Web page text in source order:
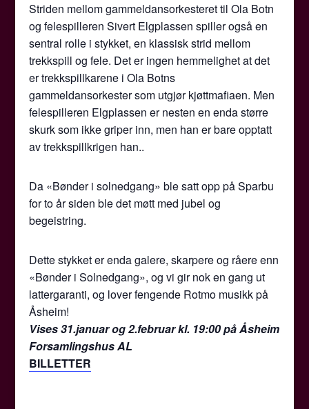
Striden mellom gammeldansorkesteret til Ola Botn
og felespilleren Sivert Elgplassen spiller også en
sentral rolle i stykket, en klassisk strid mellom
trekkspill og fele. Det er ingen hemmelighet at det
er trekkspillkarene i Ola Botns
gammeldansorkester som utgjør kjøttmafiaen. Men
felespilleren Elgplassen er nesten en enda større
skurk som ikke griper inn, men han er bare opptatt
av trekkspillkrigen han..
Da «Bønder i solnedgang» ble satt opp på Sparbu
for to år siden ble det møtt med jubel og
begeistring.
Dette stykket er enda galere, skarpere og råere enn
«Bønder i Solnedgang», og vi gir nok en gang ut
lattergaranti, og lover fengende Rotmo musikk på
Åsheim!
Vises 31.januar og 2.februar kl. 19:00 på Åsheim
Forsamlingshus AL
BILLETTER